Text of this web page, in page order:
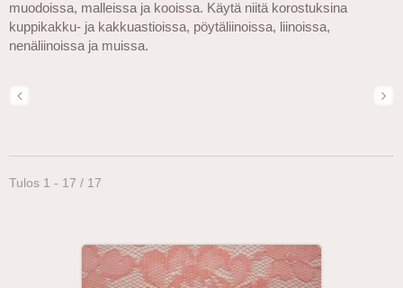
muodoissa, malleissa ja kooissa. Käytä niitä korostuksina
kuppikakku- ja kakkuastioissa, pöytäliinoissa, liinoissa,
nenäliinoissa ja muissa.
Tulos 1 - 17 / 17